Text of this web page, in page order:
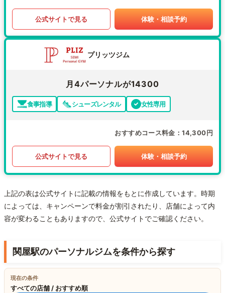
公式サイトで見る 体験・相談予約
プリッツジム
月4パーソナルが14300
食事指導 シューズレンタル 女性専用
おすすめコース料金 14,300円
公式サイトで見る 体験・相談予約
上記の表は公式サイトに記載の情報をもとに作成しています。時期
によっては、キャンペーンで料金が割引されたり、店舗によって内
容が変わることもありますので、公式サイトでご確認ください。
関屋駅のパーソナルジムを条件から探す
現在の条件
すべての店舗 / おすすめ順